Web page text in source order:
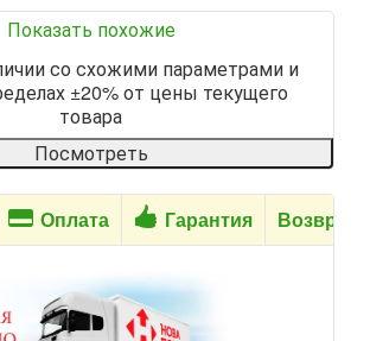
Показать похожие
со схожими параметрами и
±20% от цены текущего
товара
Посмотреть
Оплата Гарантия Возврат